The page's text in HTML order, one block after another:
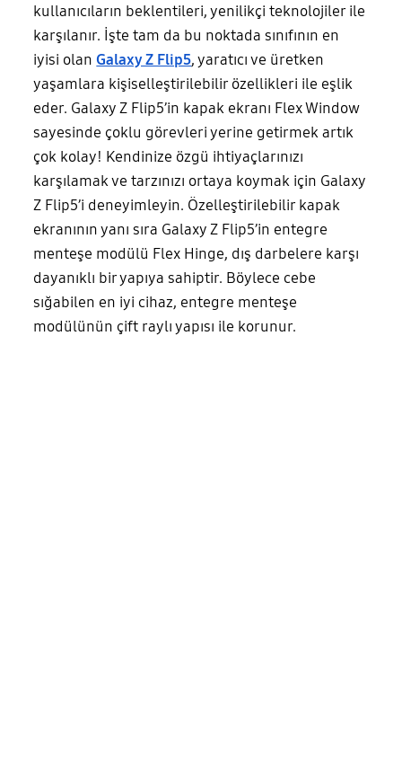
kullanıcıların beklentileri, yenilikçi teknolojiler ile
karşılanır. İşte tam da bu noktada sınıfının en
iyisi olan Galaxy Z Flip5, yaratıcı ve üretken
yaşamlara kişiselleştirilebilir özellikleri ile eşlik
eder. Galaxy Z Flip5’in kapak ekranı Flex Window
sayesinde çoklu görevleri yerine getirmek artık
çok kolay! Kendinize özgü ihtiyaçlarınızı
karşılamak ve tarzınızı ortaya koymak için Galaxy
Z Flip5’i deneyimleyin. Özelleştirilebilir kapak
ekranının yanı sıra Galaxy Z Flip5’in entegre
menteşe modülü Flex Hinge, dış darbelere karşı
dayanıklı bir yapıya sahiptir. Böylece cebe
sığabilen en iyi cihaz, entegre menteşe
modülünün çift raylı yapısı ile korunur.